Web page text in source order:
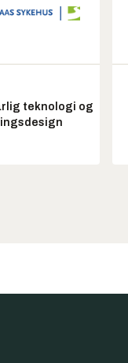
teknologi og